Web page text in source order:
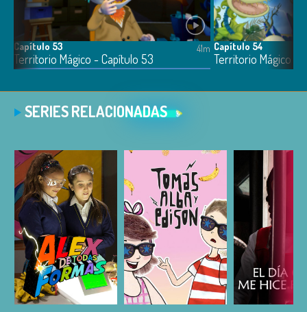
Capítulo 53
Territorio Mágico - Capítulo 53
41m Capítulo 54
Territorio Mágico -
SERIES RELACIONADAS
ESCUCHAR ESCUCHAR